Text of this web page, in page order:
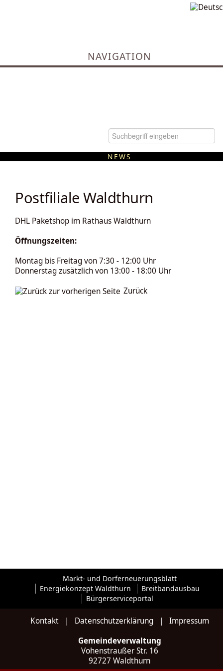
NAVIGATION
NEWS
Postfiliale Waldthurn
DHL Paketshop im Rathaus Waldthurn
Öffnungszeiten:
Montag bis Freitag von 7:30 - 12:00 Uhr
Donnerstag zusätzlich von 13:00 - 18:00 Uhr
Zurück
Markt- und Dorferneuerungsblatt
Energiekonzept Waldthurn
Breitbandausbau
Bürgerserviceportal
Kontakt| Datenschutzerklärung| Impressum
Gemeindeverwaltung
Vohenstraußer Str. 16
92727 Waldthurn